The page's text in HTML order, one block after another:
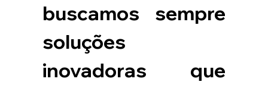
buscamos sempre
soluções
inovadoras que